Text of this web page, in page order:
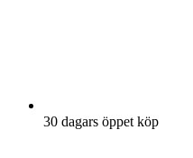
30 dagars öppet köp